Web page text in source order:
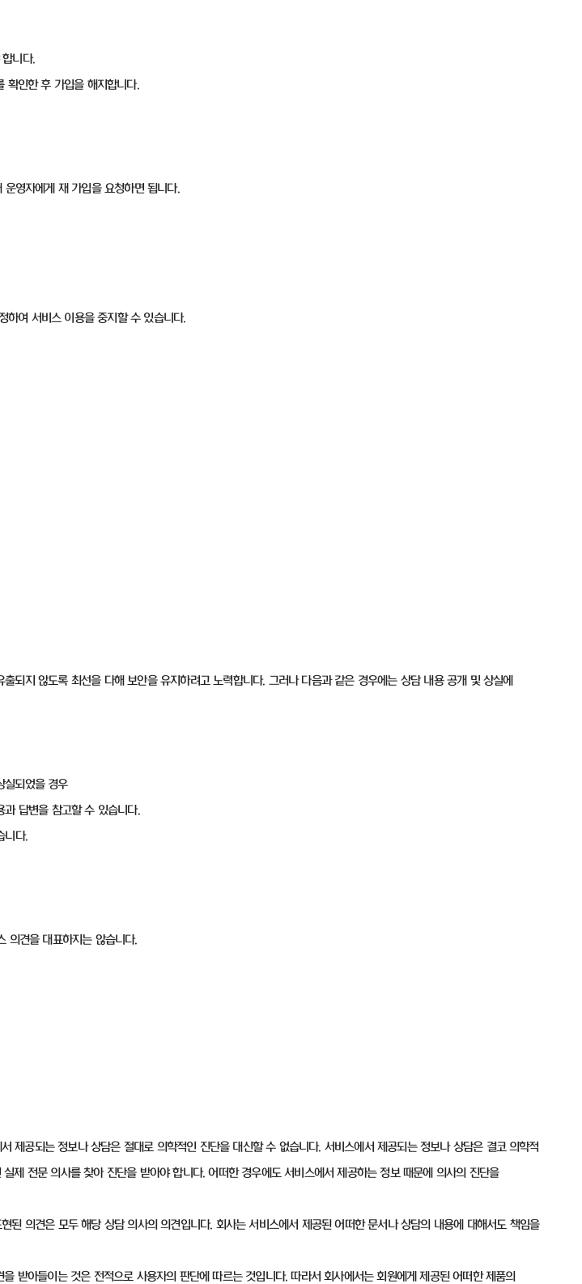
니다.
확인한 후 가입을 해지합니다.
영자에게 재 가입을 요청하면 됩니다.
하여 서비스 이용을 중지할 수 있습니다.
지 않도록 최선을 다해 보안을 유지하려고 노력합니다. 그러나 다음과 같은 경우에는 상담 내용 공개 및 상실에
실되었을 경우
답변을 참고할 수 있습니다.
니다.
의견을 대표하지는 않습니다.
제공되는 정보나 상담은 절대로 의학적인 진단을 대신할 수 없습니다. 서비스에서 제공되는 정보나 상담은 결코 의학적
제 전문 의사를 찾아 진단을 받아야 합니다. 어떠한 경우에도 서비스에서 제공하는 정보 때문에 의사의 진단을
의견은 모두 해당 상담 의사의 의견입니다. 회사는 서비스에서 제공된 어떠한 문서나 상담의 내용에 대해서도 책임을
받아들이는 것은 전적으로 사용자의 판단에 따르는 것입니다. 따라서 회사에서는 회원에게 제공된 어떠한 제품의